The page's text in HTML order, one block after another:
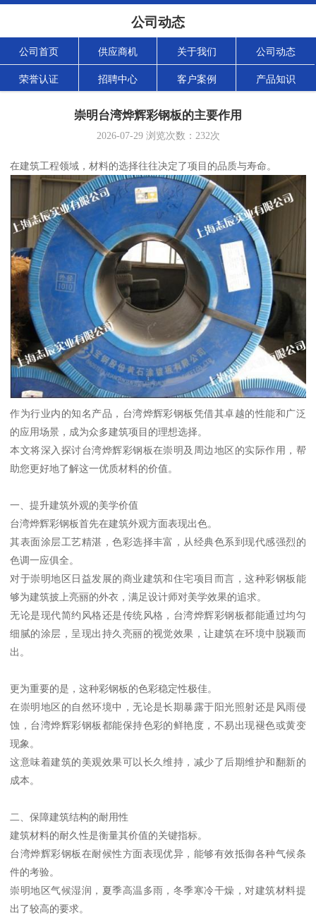
公司动态
公司首页 供应商机 关于我们 公司动态
荣誉认证 招聘中心 客户案例 产品知识
崇明台湾烨辉彩钢板的主要作用
2026-07-29浏览次数： 232次
在建筑工程领域，材料的选择往往决定了项目的品质与寿命。
作为行业内的知名产品，台湾烨辉彩钢板凭借其卓越的性能和广泛
的应用场景，成为众多建筑项目的理想选择。
本文将深入探讨台湾烨辉彩钢板在崇明及周边地区的实际作用，帮
助您更好地了解这一优质材料的价值。
一、提升建筑外观的美学价值
台湾烨辉彩钢板首先在建筑外观方面表现出色。
其表面涂层工艺精湛，色彩选择丰富，从经典色系到现代感强烈的
色调一应俱全。
对于崇明地区日益发展的商业建筑和住宅项目而言，这种彩钢板能
够为建筑披上亮丽的外衣，满足设计师对美学效果的追求。
无论是现代简约风格还是传统风格，台湾烨辉彩钢板都能通过均匀
细腻的涂层，呈现出持久亮丽的视觉效果，让建筑在环境中脱颖而
出。
更为重要的是，这种彩钢板的色彩稳定性极佳。
在崇明地区的自然环境中，无论是长期暴露于阳光照射还是风雨侵
蚀，台湾烨辉彩钢板都能保持色彩的鲜艳度，不易出现褪色或黄变
现象。
这意味着建筑的美观效果可以长久维持，减少了后期维护和翻新的
成本。
二、保障建筑结构的耐用性
建筑材料的耐久性是衡量其价值的关键指标。
台湾烨辉彩钢板在耐候性方面表现优异，能够有效抵御各种气候条
件的考验。
崇明地区气候湿润，夏季高温多雨，冬季寒冷干燥，对建筑材料提
出了较高的要求。